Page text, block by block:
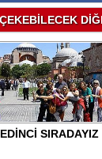
SIRADAYIZ